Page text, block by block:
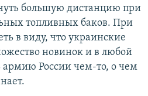
большую дистанцию при
топливных баков. При
в виду, что украинские
новинок и в любой
армию России чем-то, о чем